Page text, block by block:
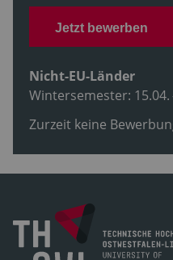
Jetzt bewerben
Nicht-EU-Länder
Wintersemester: 15.04.
Zurzeit keine